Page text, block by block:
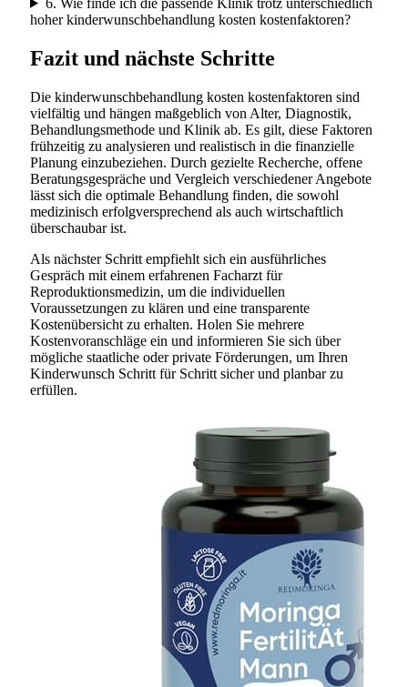
hoher kinderwunschbehandlung kosten kostenfaktoren?
Fazit und nächste Schritte
Die kinderwunschbehandlung kosten kostenfaktoren sind
vielfältig und hängen maßgeblich von Alter, Diagnostik,
Behandlungsmethode und Klinik ab. Es gilt, diese Faktoren
frühzeitig zu analysieren und realistisch in die finanzielle
Planung einzubeziehen. Durch gezielte Recherche, offene
Beratungsgespräche und Vergleich verschiedener Angebote
lässt sich die optimale Behandlung finden, die sowohl
medizinisch erfolgversprechend als auch wirtschaftlich
überschaubar ist.
Als nächster Schritt empfiehlt sich ein ausführliches
Gespräch mit einem erfahrenen Facharzt für
Reproduktionsmedizin, um die individuellen
Voraussetzungen zu klären und eine transparente
Kostenübersicht zu erhalten. Holen Sie mehrere
Kostenvoranschläge ein und informieren Sie sich über
mögliche staatliche oder private Förderungen, um Ihren
Kinderwunsch Schritt für Schritt sicher und planbar zu
erfüllen.